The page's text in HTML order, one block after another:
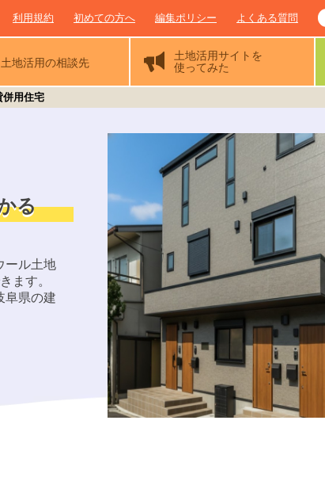
利用規約 初めての方へ 編集ポリシー よくある質問
土地活用の相談先
土地活用サイトを
使ってみた
併用住宅
る
ール土地
ます。
阜県の建